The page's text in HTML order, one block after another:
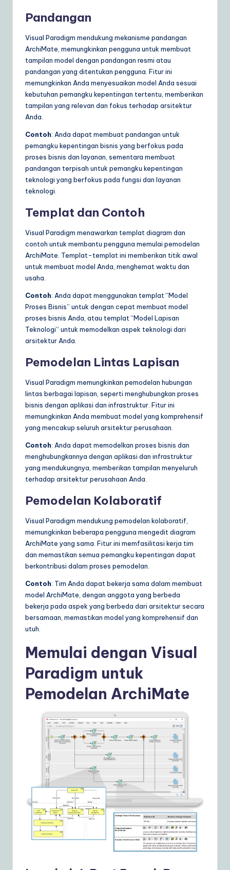
Pandangan
Visual Paradigm mendukung mekanisme pandangan
ArchiMate, memungkinkan pengguna untuk membuat
tampilan model dengan pandangan resmi atau
pandangan yang ditentukan pengguna. Fitur ini
memungkinkan Anda menyesuaikan model Anda sesuai
kebutuhan pemangku kepentingan tertentu, memberikan
tampilan yang relevan dan fokus terhadap arsitektur
Anda.
Contoh: Anda dapat membuat pandangan untuk
pemangku kepentingan bisnis yang berfokus pada
proses bisnis dan layanan, sementara membuat
pandangan terpisah untuk pemangku kepentingan
teknologi yang berfokus pada fungsi dan layanan
teknologi.
Templat dan Contoh
Visual Paradigm menawarkan templat diagram dan
contoh untuk membantu pengguna memulai pemodelan
ArchiMate. Templat-templat ini memberikan titik awal
untuk membuat model Anda, menghemat waktu dan
usaha.
Contoh: Anda dapat menggunakan templat “Model
Proses Bisnis” untuk dengan cepat membuat model
proses bisnis Anda, atau templat “Model Lapisan
Teknologi” untuk memodelkan aspek teknologi dari
arsitektur Anda.
Pemodelan Lintas Lapisan
Visual Paradigm memungkinkan pemodelan hubungan
lintas berbagai lapisan, seperti menghubungkan proses
bisnis dengan aplikasi dan infrastruktur. Fitur ini
memungkinkan Anda membuat model yang komprehensif
yang mencakup seluruh arsitektur perusahaan.
Contoh: Anda dapat memodelkan proses bisnis dan
menghubungkannya dengan aplikasi dan infrastruktur
yang mendukungnya, memberikan tampilan menyeluruh
terhadap arsitektur perusahaan Anda.
Pemodelan Kolaboratif
Visual Paradigm mendukung pemodelan kolaboratif,
memungkinkan beberapa pengguna mengedit diagram
ArchiMate yang sama. Fitur ini memfasilitasi kerja tim
dan memastikan semua pemangku kepentingan dapat
berkontribusi dalam proses pemodelan.
Contoh: Tim Anda dapat bekerja sama dalam membuat
model ArchiMate, dengan anggota yang berbeda
bekerja pada aspek yang berbeda dari arsitektur secara
bersamaan, memastikan model yang komprehensif dan
utuh.
Memulai dengan Visual
Paradigm untuk
Pemodelan ArchiMate